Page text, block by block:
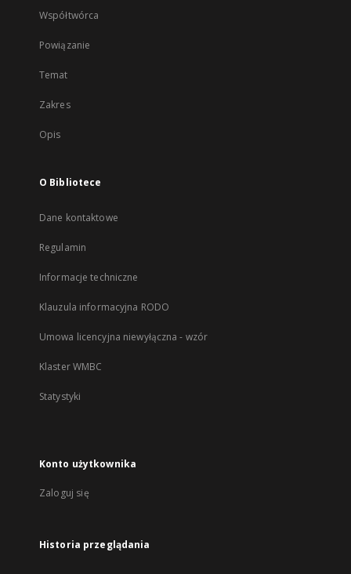
Współtwórca
Powiązanie
Temat
Zakres
Opis
O Bibliotece
Dane kontaktowe
Regulamin
Informacje techniczne
Klauzula informacyjna RODO
Umowa licencyjna niewyłączna - wzór
Klaster WMBC
Statystyki
Konto użytkownika
Zaloguj się
Historia przeglądania